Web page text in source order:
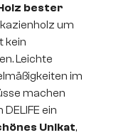
bester
um
kein
Leichte
im
machen
ein
Unikat,